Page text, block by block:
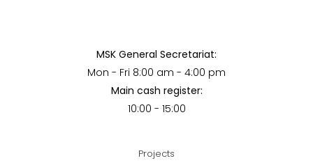
MSK General Secretariat:
Mon - Fri 8:00 am - 4:00 pm
Main cash register:
10:00 - 15:00
Projects